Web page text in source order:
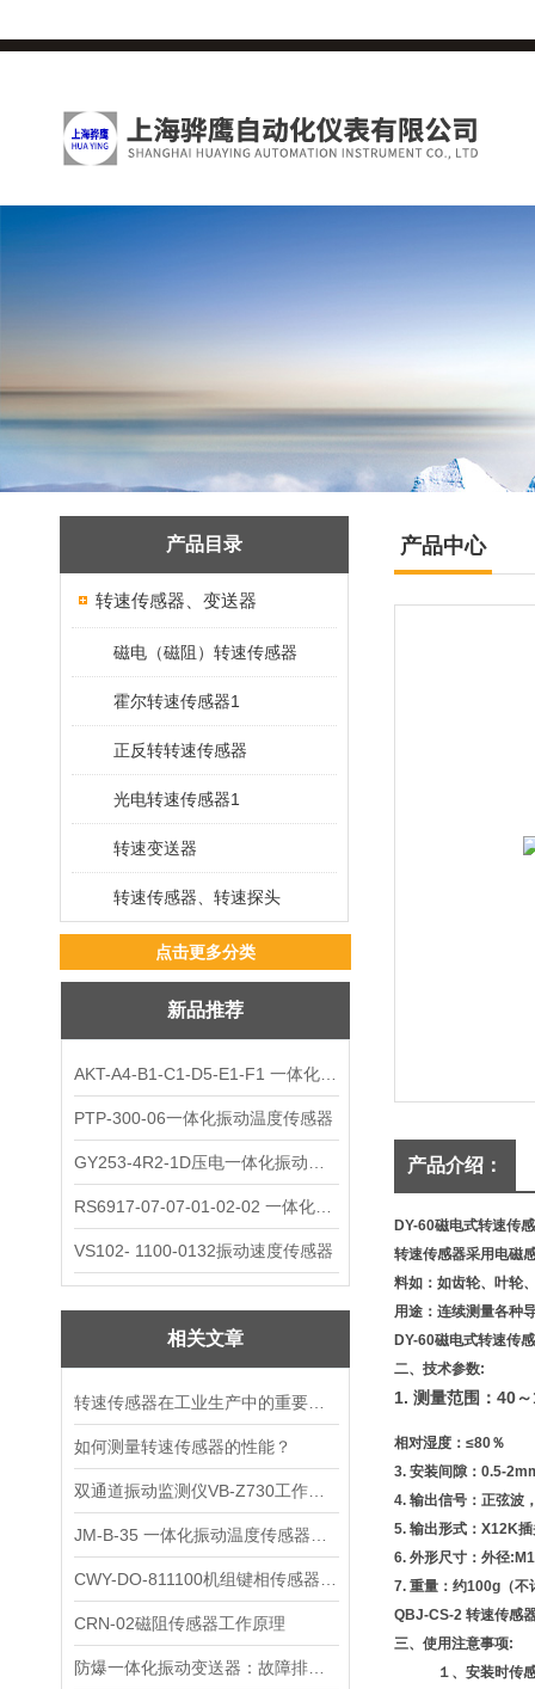
产品目录
转速传感器、变送器
磁电（磁阻）转速传感器
霍尔转速传感器1
正反转转速传感器
光电转速传感器1
转速变送器
转速传感器、转速探头
点击更多分类
新品推荐
PTP-300-06一体化振动温度传感器
VS102- 1100-0132振动速度传感器
相关文章
如何测量转速传感器的性能？
CRN-02磁阻传感器工作原理
产品中心
产品介绍：
DY-60磁电式转速传
转速传感器采用电磁
料如：如齿轮、叶轮
用途：连续测量各种
DY-60磁电式转速传
二、技术参数:
1. 测量范围：40
相对湿度：≤80％
3. 安装间隙：0.5-
4. 输出信号：正弦波
5. 输出形式：X12K插
6. 外形尺寸：外径
7. 重量：约100g（不
QBJ-CS-2 转速传感
三、使用注意事项:
１、安装时传感器